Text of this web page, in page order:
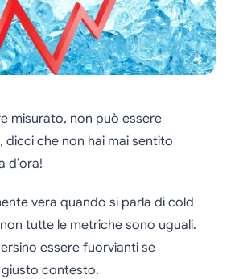
misurato, non può essere
dicci che non hai mai sentito
d’ora!
vera quando si parla di cold
tutte le metriche sono uguali.
essere fuorvianti se
giusto contesto.